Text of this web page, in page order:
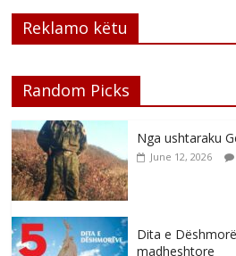
Reklamo këtu
Random Picks
Nga ushtaraku
June 12, 2026
Dita e
madheshtore